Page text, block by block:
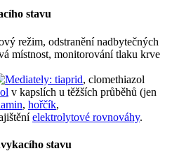
stavu
režim, odstranění nadbytečných
místnost, monitorování tlaku krve
, clomethiazol
v kapslích u těžších průběhů (jen
, hořčík,
elektrolytové rovnováhy.
stavu